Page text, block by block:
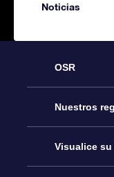
Noticias
OSR
Atención
Contáctanos
Nuestros
Regalo
Visualice